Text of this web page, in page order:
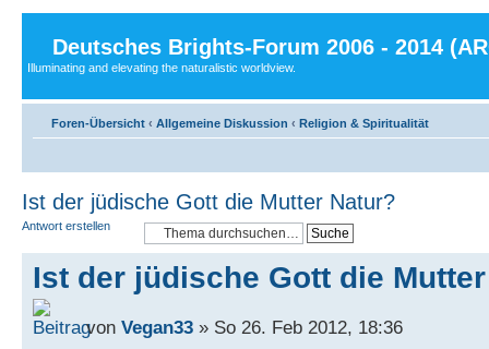
Deutsches Brights-Forum 2006 - 2014
Illuminating and elevating the naturalistic worldview.
Foren-Übersicht ‹ Allgemeine Diskussion ‹ Religion & Spiritualität
Ist der jüdische Gott die Mutter Natur?
Antwort erstellen
Ist der jüdische Gott die
von Vegan33 » So 26. Feb 2012, 18:36